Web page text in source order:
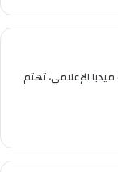
الإعلامي، تهتم